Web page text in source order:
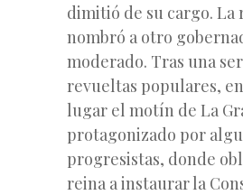
dimitió de su cargo. La
nombró a otro
moderado. Tras una
revueltas populares,
lugar el motín de La
protagonizado por
progresistas, donde
reina a instaurar la